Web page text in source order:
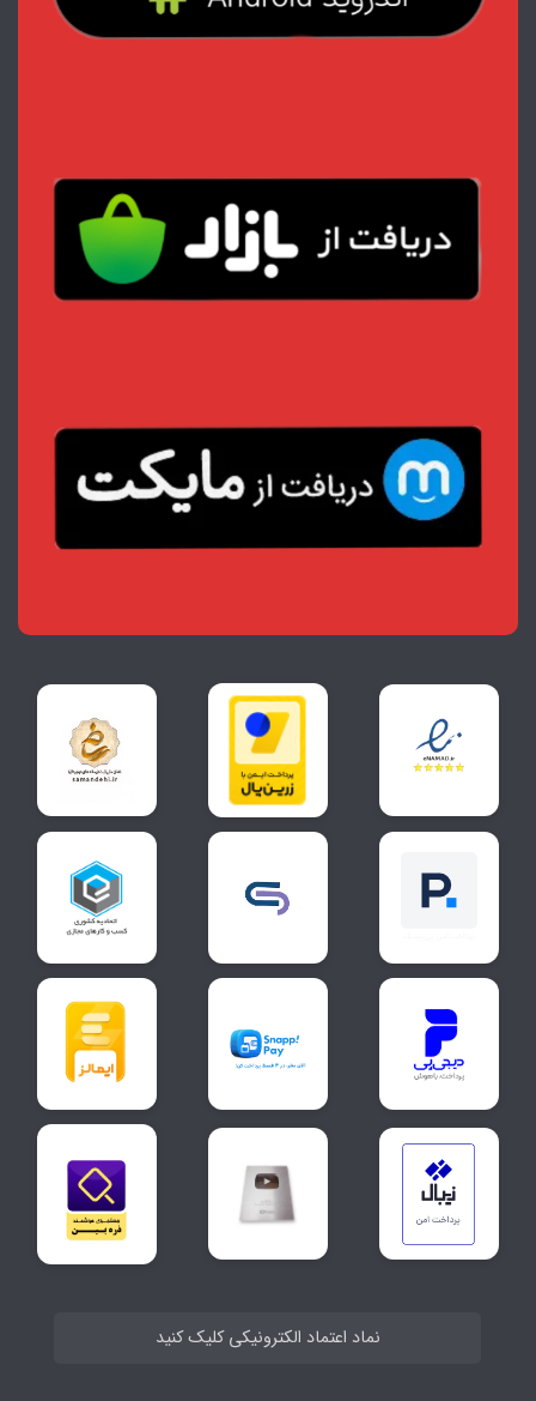
نماد اعتماد الکترونیکی کلیک کنید